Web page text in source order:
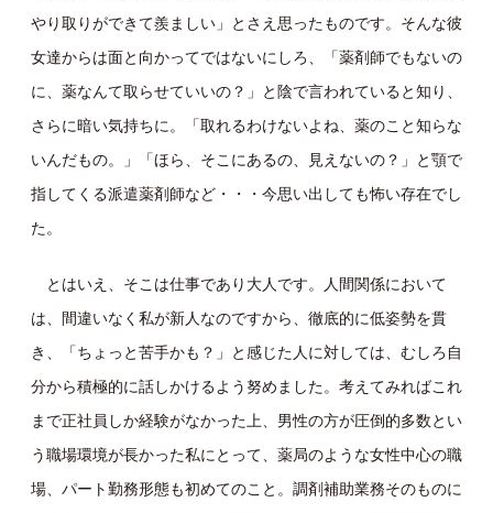
やり取りができて羨ましい」とさえ思ったものです。そんな彼
女達からは面と向かってではないにしろ、「薬剤師でもないの
に、薬なんて取らせていいの？」と陰で言われていると知り、
さらに暗い気持ちに。「取れるわけないよね、薬のこと知らな
いんだもの。」「ほら、そこにあるの、見えないの？」と顎で
指してくる派遣薬剤師など・・・今思い出しても怖い存在でし
た。
とはいえ、そこは仕事であり大人です。人間関係において
は、間違いなく私が新人なのですから、徹底的に低姿勢を貫
き、「ちょっと苦手かも？」と感じた人に対しては、むしろ自
分から積極的に話しかけるよう努めました。考えてみればこれ
まで正社員しか経験がなかった上、男性の方が圧倒的多数とい
う職場環境が長かった私にとって、薬局のような女性中心の職
場、パート勤務形態も初めてのこと。調剤補助業務そのものに